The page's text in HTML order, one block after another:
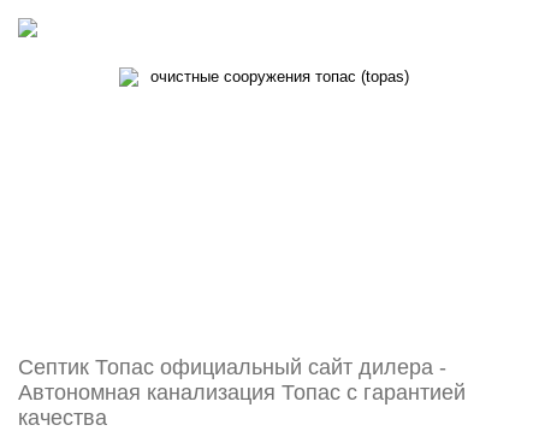
Септик Топас официальный сайт дилера -
Автономная канализация Топас с гарантией
качества